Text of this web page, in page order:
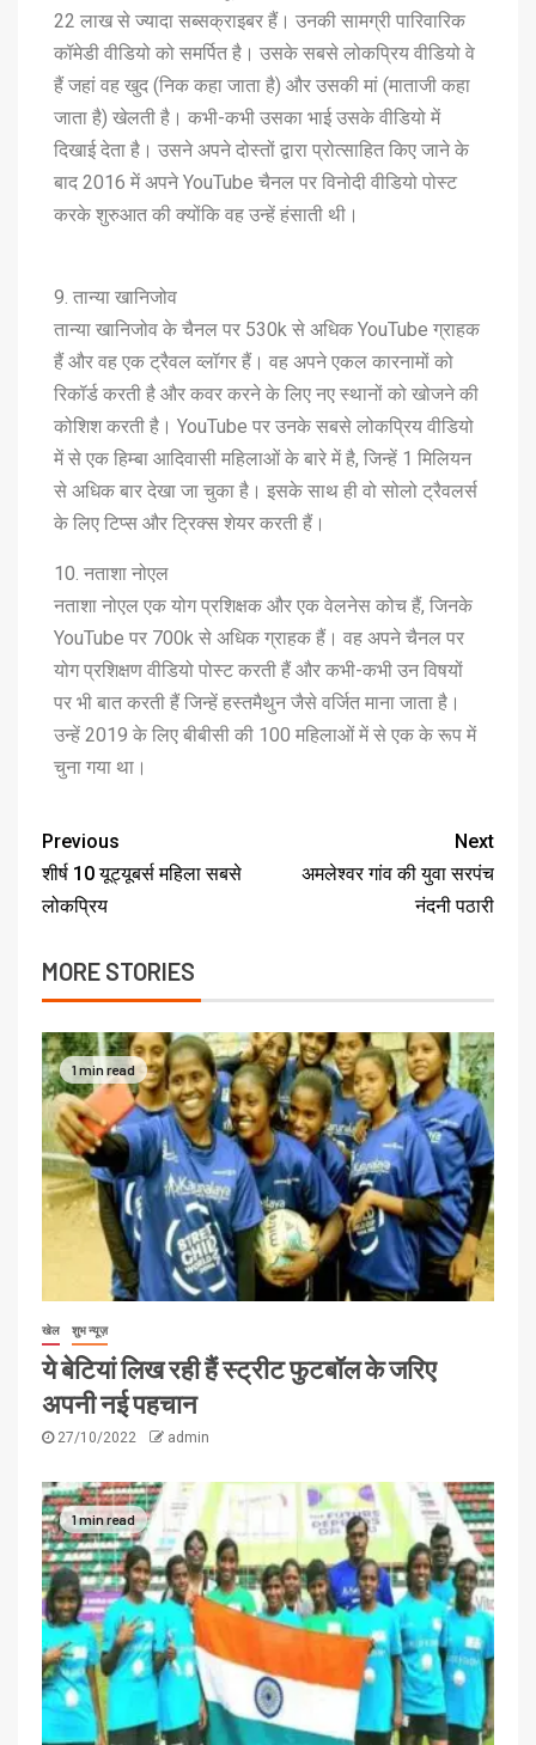
22 लाख से ज्यादा सब्सक्राइबर हैं। उनकी सामग्री पारिवारिक
कॉमेडी वीडियो को समर्पित है। उसके सबसे लोकप्रिय वीडियो वे
हैं जहां वह खुद (निक कहा जाता है) और उसकी मां (माताजी कहा
जाता है) खेलती है। कभी-कभी उसका भाई उसके वीडियो में
दिखाई देता है। उसने अपने दोस्तों द्वारा प्रोत्साहित किए जाने के
बाद 2016 में अपने YouTube चैनल पर विनोदी वीडियो पोस्ट
करके शुरुआत की क्योंकि वह उन्हें हंसाती थी।
9. तान्या खानिजोव
तान्या खानिजोव के चैनल पर 530k से अधिक YouTube ग्राहक
हैं और वह एक ट्रैवल व्लॉगर हैं। वह अपने एकल कारनामों को
रिकॉर्ड करती है और कवर करने के लिए नए स्थानों को खोजने की
कोशिश करती है। YouTube पर उनके सबसे लोकप्रिय वीडियो
में से एक हिम्बा आदिवासी महिलाओं के बारे में है, जिन्हें 1 मिलियन
से अधिक बार देखा जा चुका है। इसके साथ ही वो सोलो ट्रैवलर्स
के लिए टिप्स और ट्रिक्स शेयर करती हैं।
10. नताशा नोएल
नताशा नोएल एक योग प्रशिक्षक और एक वेलनेस कोच हैं, जिनके
YouTube पर 700k से अधिक ग्राहक हैं। वह अपने चैनल पर
योग प्रशिक्षण वीडियो पोस्ट करती हैं और कभी-कभी उन विषयों
पर भी बात करती हैं जिन्हें हस्तमैथुन जैसे वर्जित माना जाता है।
उन्हें 2019 के लिए बीबीसी की 100 महिलाओं में से एक के रूप में
चुना गया था।
Previous
शीर्ष 10 यूट्यूबर्स महिला सबसे
लोकप्रिय
Next
अमलेश्वर गांव की युवा सरपंच
नंदनी पठारी
MORE STORIES
1 min read
खेल शुभ न्यूज़
ये बेटियां लिख रही हैं स्ट्रीट फुटबॉल के जरिए
अपनी नई पहचान
27/10/2022 admin
1 min read